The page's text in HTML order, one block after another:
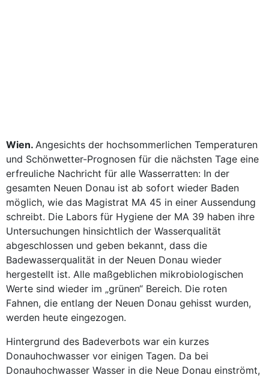
Wien. Angesichts der hochsommerlichen Temperaturen
und Schönwetter-Prognosen für die nächsten Tage eine
erfreuliche Nachricht für alle Wasserratten: In der
gesamten Neuen Donau ist ab sofort wieder Baden
möglich, wie das Magistrat MA 45 in einer Aussendung
schreibt. Die Labors für Hygiene der MA 39 haben ihre
Untersuchungen hinsichtlich der Wasserqualität
abgeschlossen und geben bekannt, dass die
Badewasserqualität in der Neuen Donau wieder
hergestellt ist. Alle maßgeblichen mikrobiologischen
Werte sind wieder im „grünen“ Bereich. Die roten
Fahnen, die entlang der Neuen Donau gehisst wurden,
werden heute eingezogen.
Hintergrund des Badeverbots war ein kurzes
Donauhochwasser vor einigen Tagen. Da bei
Donauhochwasser Wasser in die Neue Donau einströmt,